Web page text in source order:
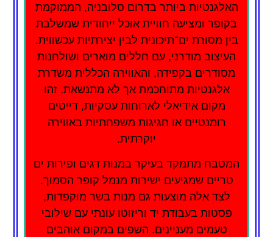
האלגנטיות ביותר בדרום סלובניה, הממוקמת
בקופר ומציעה חוויית אוכל ייחודית שמשלבת
בין מסורת ים־תיכונית לבין יצירתיות עכשווית.
העיצוב מודרני, עם חללים מוארים ושולחנות
מסודרים בקפידה, והאווירה הכללית משדרת
אלגנטיות מתוחכמת אך לא מתנשאת. זהו
מקום אידיאלי לארוחות עסקיות, דייטים
רומנטיים או חגיגות משפחתיות באווירה
יוקרתית.
המטבח מתמקד בעיקר במנות דגים ופירות ים
טריים שמגיעים ישירות מנמל קופר הסמוך.
לצד אלה מוצעות גם מנות בשר מוקפדות,
פסטות בעבודת יד וריזוטו עונתי עם שילובי
טעמים מעניינים. השפים במקום אוהבים